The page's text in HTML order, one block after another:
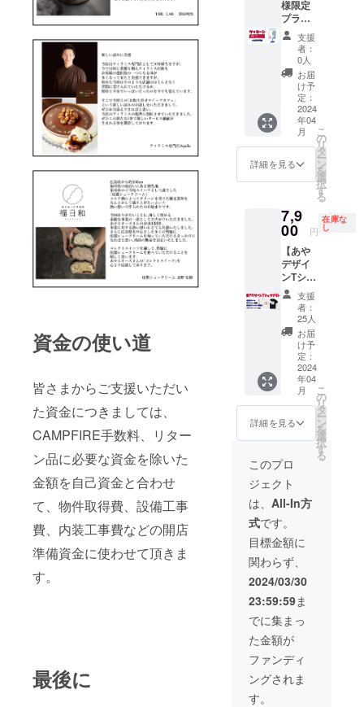
資金の使い道
皆さまからご支援いただい
た資金につきましては、
CAMPFIRE手数料、リター
ン品に必要な資金を除いた
金額を自己資金と合わせ
て、物件取得費、設備工事
費、内装工事費などの開店
準備資金に使わせて頂きま
す。
最後に
手紙 ・
コレク
トス
イーツ
従業員
限定エ
プロン
・あや
とオー
ズのお
悩み相
談 ※お
悩み相
談はオ
ンライ
(ZOOM
等)で30
分程度
を予定
してお
りま
す。 ※T
シャ
ツ・
パー
カーの
サイズ
をお選
びくだ
さい。
を！ ・
日程は
ご支援
者様と
ご相談
の上決
めさせ
ていた
だきま
す。
様限定
プラ
ン】 〇
店舗に
設置す
るデジ
タルサ
イネー
ジ(取り
扱いス
イーツ
の説明
などが
流れる
モニ
広告を
10秒程
度 掲載
いたし
ます。
※掲載す
るデー
タはご
自身で
準備願
いま
す。(こ
ちらで
作成す
る場合
は別途
相談) ※
オープ
ンから
半年間
になり
ます。
支援
者：
0人
お届
け予
定：
2024
年04
月
詳細を見る
こ
の
リ
タ
ー
ン
を
選
択
す
る
7,9
00 円
在庫な
し
【あや
デザイ
ンTシャ
ツプラ
ン】 〇
あやの
デザイ
ンTシャ
ツ♬初
めての
グッズ
化で
す！ ・
感謝の
メール
・あり
がとう
画像 ・
感謝の
メッ
セージ
動画 ・
ステッ
カー ※
ご希望
のTシャ
ツ(Ａor
Ｂ)をお
選びく
ださ
い。 ※
サイズ
をS・
M・L・
支援
者：
25人
お届
け予
定：
2024
年04
月
詳細を見る
こ
の
リ
タ
ー
ン
を
選
択
す
る
このプロ
ジェクト
は、 All-In方
式です。
目標金額に
関わらず、
2024/03/30
23:59:59ま
でに集まっ
た金額が
ファンディ
ングされま
す。